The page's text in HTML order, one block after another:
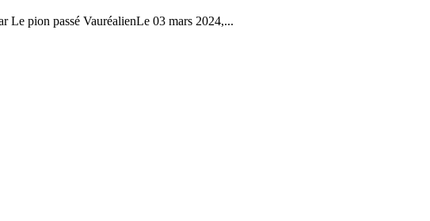
Le pion passé VauréalienLe 03 mars 2024,...